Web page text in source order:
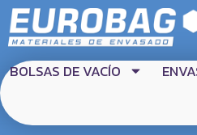
BOLSAS DE VACÍO